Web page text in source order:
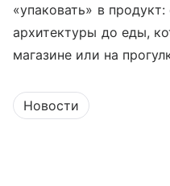
«упаковать» в
архитектуры до еды,
магазине или на
Новости